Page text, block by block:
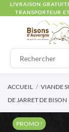
LIVRAISON
TRANSPORTEUR
ACCUEIL VIANDE
DE JARRET DE BISON
PROMO !